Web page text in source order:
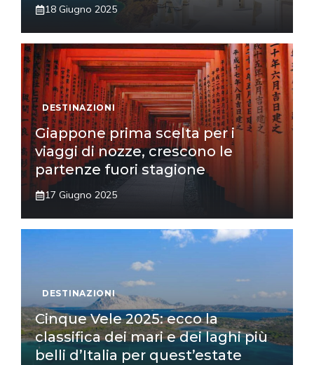
18 Giugno 2025
DESTINAZIONI
Giappone prima scelta per i
viaggi di nozze, crescono le
partenze fuori stagione
17 Giugno 2025
DESTINAZIONI
Cinque Vele 2025: ecco la
classifica dei mari e dei laghi più
belli d’Italia per quest’estate